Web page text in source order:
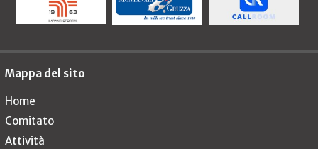
Mappa del sito
Home
Comitato
Attività